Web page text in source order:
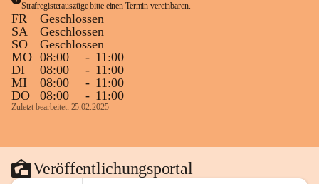
Strafregisterauszüge bitte einen Termin vereinbaren.
FR
Geschlossen
SA
Geschlossen
SO
Geschlossen
MO 08:00 - 11:00
DI
08:00 - 11:00
MI
08:00 - 11:00
DO
08:00 - 11:00
Zuletzt bearbeitet: 25.02.2025
Veröffentlichungsportal